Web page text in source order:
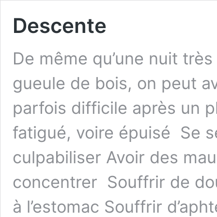
Descente
De même qu’une nuit
gueule de bois, on peut
parfois difficile après un
fatigué, voire épuisé Se
culpabiliser Avoir des
concentrer Souffrir de
à l’estomac Souffrir